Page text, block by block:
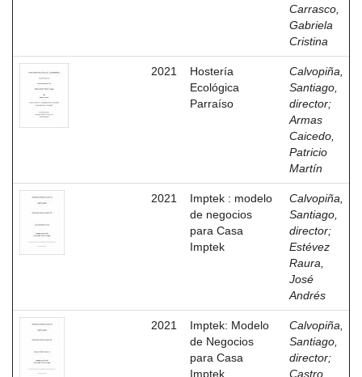
Carrasco,
Gabriela
Cristina
2021
Hostería
Ecológica
Parraíso
Calvopiña,
Santiago,
director;
Armas
Caicedo,
Patricio
Martín
2021
Imptek : modelo
de negocios
para Casa
Imptek
Calvopiña,
Santiago,
director;
Estévez
Raura,
José
Andrés
2021
Imptek: Modelo
de Negocios
para Casa
Imptek
Calvopiña,
Santiago,
director;
Castro